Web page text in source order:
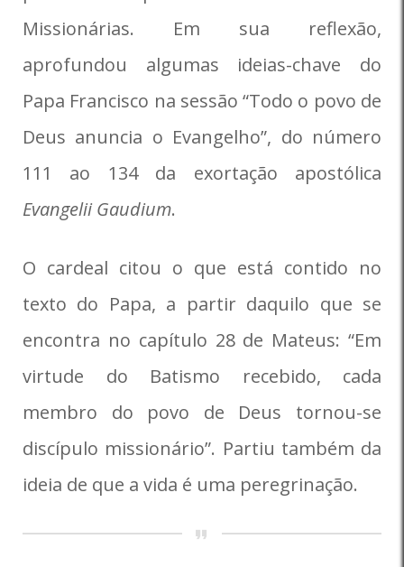
Missionárias. Em sua reflexão,
aprofundou algumas ideias-chave do
Papa Francisco na sessão “Todo o povo de
Deus anuncia o Evangelho”, do número
111 ao 134 da exortação apostólica
Evangelii Gaudium.
O cardeal citou o que está contido no
texto do Papa, a partir daquilo que se
encontra no capítulo 28 de Mateus: “Em
virtude do Batismo recebido, cada
membro do povo de Deus tornou-se
discípulo missionário”. Partiu também da
ideia de que a vida é uma peregrinação.